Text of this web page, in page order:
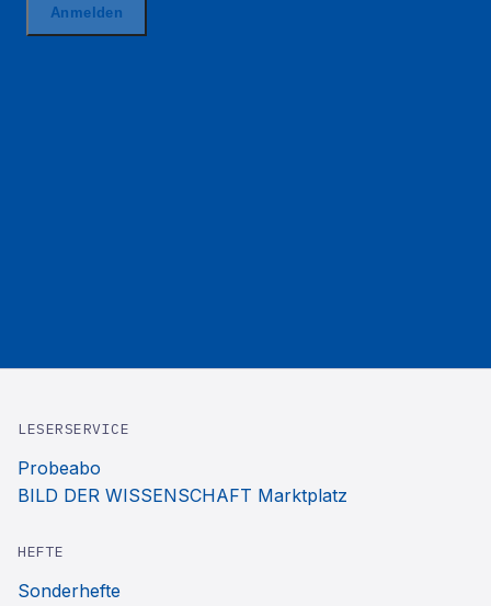
LESERSERVICE
Probeabo
BILD DER WISSENSCHAFT Marktplatz
HEFTE
Sonderhefte